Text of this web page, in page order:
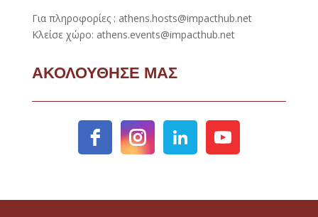
Για πληροφορίες : athens.hosts@impacthub.net
Κλείσε χώρο: athens.events@impacthub.net
ΑΚΟΛΟΥΘΗΣΕ ΜΑΣ